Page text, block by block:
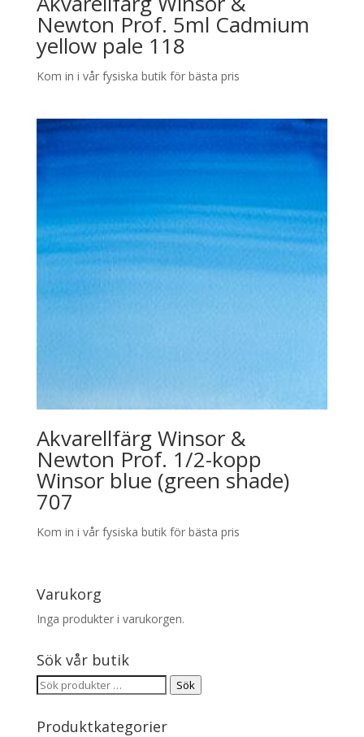
Newton Prof. 5ml Cadmium
yellow pale 118
Kom in i vår fysiska butik för bästa pris
Akvarellfärg Winsor &
Newton Prof. 1/2-kopp
Winsor blue (green shade)
707
Kom in i vår fysiska butik för bästa pris
Varukorg
Inga produkter i varukorgen.
Sök vår butik
Sök
Sök
Produktkategorier